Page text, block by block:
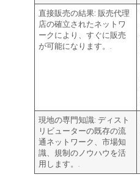
直接販売の結果: 販売代理
店の確立されたネットワ
ークにより、すぐに販売
が可能になります。.
現地の専門知識: ディスト
リビューターの既存の流
通ネットワーク、市場知
識、規制のノウハウを活
用します。.